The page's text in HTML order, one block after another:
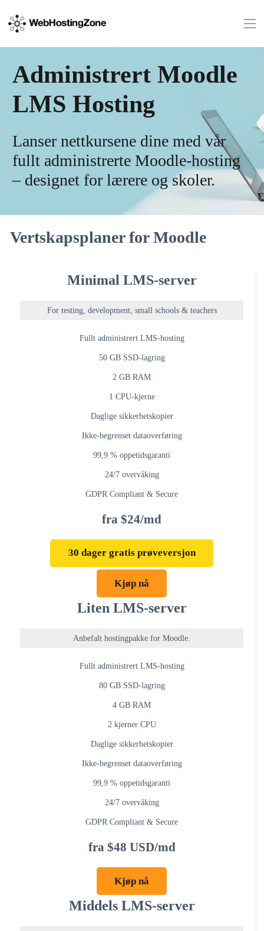
Administrert Moodle
LMS Hosting
Lanser nettkursene dine med vår
fullt administrerte Moodle-hosting
– designet for lærere og skoler.
Vertskapsplaner for Moodle
Minimal LMS-server
For testing, development, small schools & teachers
Fullt administrert LMS-hosting
50 GB SSD-lagring
2 GB RAM
1 CPU-kjerne
Daglige sikkerhetskopier
Ikke-begrenset dataoverføring
99,9 % oppetidsgaranti
24/7 overvåking
GDPR Compliant & Secure
fra $24/md
30 dager gratis prøveversjon
Kjøp nå
Liten LMS-server
Anbefalt hostingpakke for Moodle.
Fullt administrert LMS-hosting
80 GB SSD-lagring
4 GB RAM
2 kjerner CPU
Daglige sikkerhetskopier
Ikke-begrenset dataoverføring
99,9 % oppetidsgaranti
24/7 overvåking
GDPR Compliant & Secure
fra $48 USD/md
Kjøp nå
Middels LMS-server